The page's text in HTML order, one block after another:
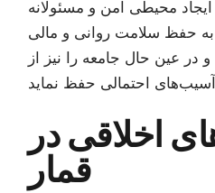
محیطی امن و مسئولانه
به حفظ سلامت روانی و مالی
در عین حال جامعه را نیز از
اخلاقی در
قمار